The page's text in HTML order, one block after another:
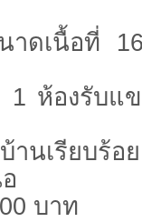
ดเนื้อที่
ห้องรับแ
านเรียบร้อย
บาท